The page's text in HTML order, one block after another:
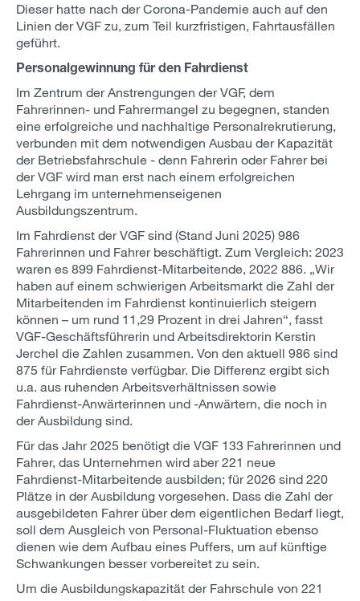
Dieser hatte nach der Corona-Pandemie auch auf den
Linien der VGF zu, zum Teil kurzfristigen, Fahrtausfällen
geführt.
Personalgewinnung für den Fahrdienst
Im Zentrum der Anstrengungen der VGF, dem
Fahrerinnen- und Fahrermangel zu begegnen, standen
eine erfolgreiche und nachhaltige Personalrekrutierung,
verbunden mit dem notwendigen Ausbau der Kapazität
der Betriebsfahrschule - denn Fahrerin oder Fahrer bei
der VGF wird man erst nach einem erfolgreichen
Lehrgang im unternehmenseigenen
Ausbildungszentrum.
Im Fahrdienst der VGF sind (Stand Juni 2025) 986
Fahrerinnen und Fahrer beschäftigt. Zum Vergleich: 2023
waren es 899 Fahrdienst-Mitarbeitende, 2022 886. „Wir
haben auf einem schwierigen Arbeitsmarkt die Zahl der
Mitarbeitenden im Fahrdienst kontinuierlich steigern
können – um rund 11,29 Prozent in drei Jahren“, fasst
VGF-Geschäftsführerin und Arbeitsdirektorin Kerstin
Jerchel die Zahlen zusammen. Von den aktuell 986 sind
875 für Fahrdienste verfügbar. Die Differenz ergibt sich
u.a. aus ruhenden Arbeitsverhältnissen sowie
Fahrdienst-Anwärterinnen und -Anwärtern, die noch in
der Ausbildung sind.
Für das Jahr 2025 benötigt die VGF 133 Fahrerinnen und
Fahrer, das Unternehmen wird aber 221 neue
Fahrdienst-Mitarbeitende ausbilden; für 2026 sind 220
Plätze in der Ausbildung vorgesehen. Dass die Zahl der
ausgebildeten Fahrer über dem eigentlichen Bedarf liegt,
soll dem Ausgleich von Personal-Fluktuation ebenso
dienen wie dem Aufbau eines Puffers, um auf künftige
Schwankungen besser vorbereitet zu sein.
Um die Ausbildungskapazität der Fahrschule von 221